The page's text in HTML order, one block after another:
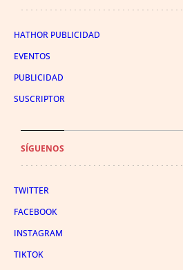
HATHOR PUBLICIDAD
EVENTOS
PUBLICIDAD
SUSCRIPTOR
SÍGUENOS
TWITTER
FACEBOOK
INSTAGRAM
TIKTOK